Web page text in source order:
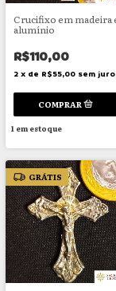
Crucifixo em madeira
alumínio
R$110,00
2 x de R$55,00 sem
1em estoque
GRÁTIS